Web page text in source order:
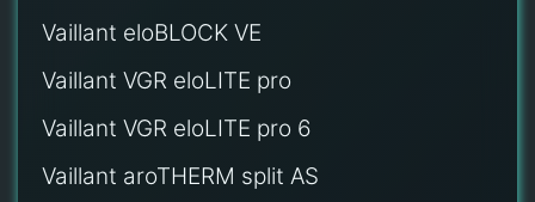
Vaillant eloBLOCK VE
Vaillant VGR eloLITE pro
Vaillant VGR eloLITE pro 6
Vaillant aroTHERM split AS